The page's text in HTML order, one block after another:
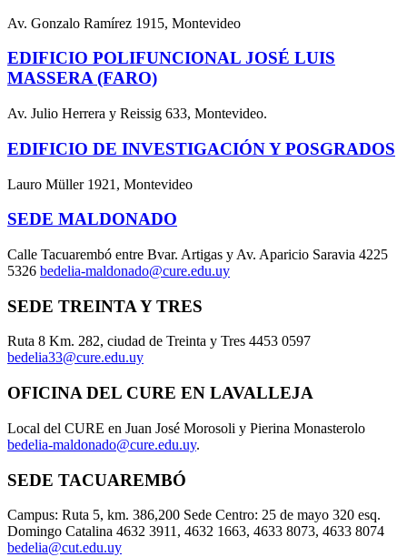
Av. Gonzalo Ramírez 1915, Montevideo
EDIFICIO POLIFUNCIONAL JOSÉ LUIS
MASSERA (FARO)
Av. Julio Herrera y Reissig 633, Montevideo.
EDIFICIO DE INVESTIGACIÓN Y POSGRADOS
Lauro Müller 1921, Montevideo
SEDE MALDONADO
Calle Tacuarembó entre Bvar. Artigas y Av. Aparicio Saravia 4225
5326 bedelia-maldonado@cure.edu.uy
SEDE TREINTA Y TRES
Ruta 8 Km. 282, ciudad de Treinta y Tres 4453 0597
bedelia33@cure.edu.uy
OFICINA DEL CURE EN LAVALLEJA
Local del CURE en Juan José Morosoli y Pierina Monasterolo
bedelia-maldonado@cure.edu.uy.
SEDE TACUAREMBÓ
Campus: Ruta 5, km. 386,200 Sede Centro: 25 de mayo 320 esq.
Domingo Catalina 4632 3911, 4632 1663, 4633 8073, 4633 8074
bedelia@cut.edu.uy